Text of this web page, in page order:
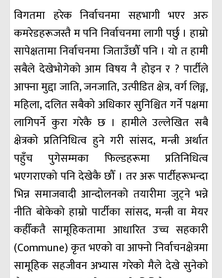
विगतमा हरेक निर्वाचनमा सहभागी भएर अरु
कमरेडहरूजस्तै म पनि निर्वाचनमा लागी पर्छु । हाम्रो
सापेक्षतामा निर्वाचनमा जिताउँछौँ पनि । यो त हामी
सबैले देखेभोगेको आम विषय नै होइन र ? पार्टीले
आफ्ना मुद्दा जाति, जनजाति, उत्पीडित क्षेत्र, वर्ग लिङ्ग,
महिला, दलित सबैको अधिकार सुनिश्चित गर्ने पक्षमा
लागिपर्ने कुरा गरेकै छ । हामीले उल्लेखित सबै
क्षेत्रको प्रतिनिधित्व हुने गरी सांसद, मन्त्री अर्थात
पहुँच पुगेसम्मका फिल्डहरूमा प्रतिनिधित्व
भएगराएको पनि देखेकै छौँ । तर अरू पार्टीहरूभन्दा
भिन्न समाजवादी आन्दोलनको तयारीमा जुट्ने भन्ने
नीति बोकेको हाम्रो पार्टीका सांसद, मन्त्री वा मेयर
कहीँकतै सामूहिकतामा आधारित उच्च सहकारी
(Commune) कृत भएको वा आफ्नो निर्वाचनक्षेत्रमा
सामूहिक सहजीवन अभ्यास गरेको मैले देखे सुनेको